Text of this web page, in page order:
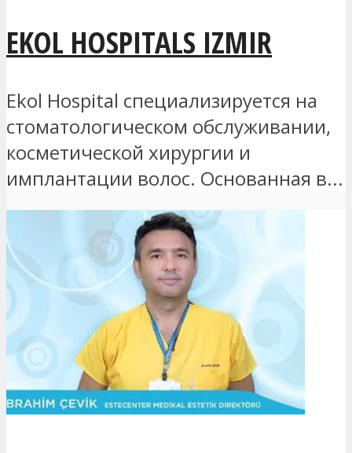
EKOL HOSPITALS IZMIR
Ekol Hospital специализируется на
стоматологическом обслуживании,
косметической хирургии и
имплантации волос. Основанная в...